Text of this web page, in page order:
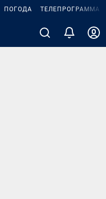
ПОГОДА ТЕЛЕПРОГРАММА